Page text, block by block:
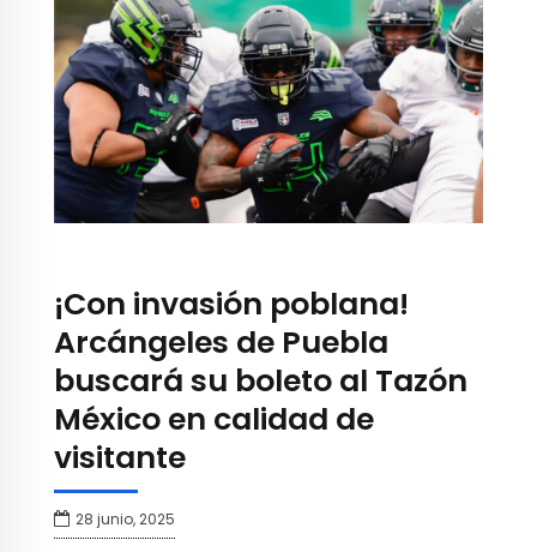
¡Con invasión poblana!
Arcángeles de Puebla
buscará su boleto al Tazón
México en calidad de
visitante
28 junio, 2025